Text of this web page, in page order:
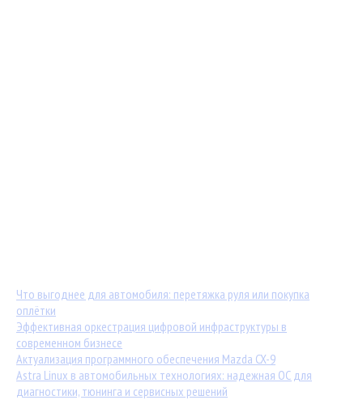
Что выгоднее для автомобиля: перетяжка руля или покупка
оплётки
Эффективная оркестрация цифровой инфраструктуры в
современном бизнесе
Актуализация программного обеспечения Mazda CX-9
Astra Linux в автомобильных технологиях: надежная ОС для
диагностики, тюнинга и сервисных решений